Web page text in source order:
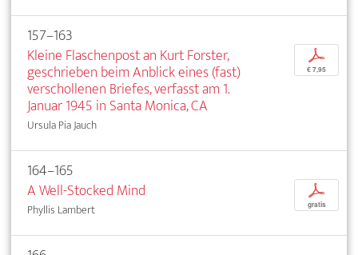
157–163
Kleine Flaschenpost an Kurt Forster,
geschrieben beim Anblick eines (fast)
verschollenen Briefes, verfasst am 1.
Januar 1945 in Santa Monica, CA
Ursula Pia Jauch
p
€ 7,95
164–165
A Well-Stocked Mind
Phyllis Lambert
p
gratis